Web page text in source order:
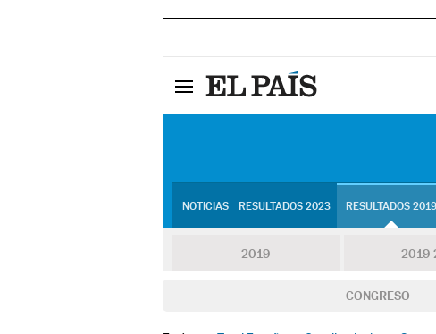
NOTICIAS RESULTADOS 2023 RESULTADOS 2019
2019 2019-
CONGRESO